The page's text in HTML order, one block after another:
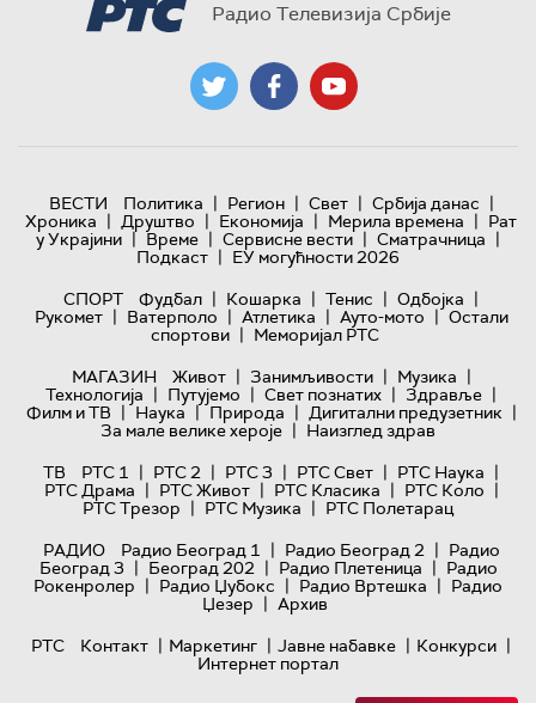
Радио Телевизија Србије
ВЕСТИ Политика | Регион | Свет | Србија данас |
Хроника | Друштво | Економија | Мерила времена | Рат
у Украјини | Време | Сервисне вести | Сматрачница |
Подкаст | ЕУ могућности 2026
СПОРТ
Фудбал | Кошарка | Тенис | Одбојка |
Рукомет | Ватерполо | Атлетика | Ауто-мото | Остали
спортови | Меморијал РТС
МАГАЗИН
Живот | Занимљивости | Музика |
Технологијa | Путујемо | Свет познатих | Здравље |
Филм и ТВ | Наука | Природа | Дигитални предузетник |
За мале велике хероје | Наизглед здрав
ТВ
РТС 1 | РТС 2 | РТС 3 | РТС Свет | РТС Наука |
РТС Драма | РТС Живот | РТС Класика | РТС Коло |
РТС Трезор | РТС Музика | РТС Полетарац
РАДИО
Радио Београд 1 | Радио Београд 2 | Радио
Београд 3 | Београд 202 | Радио Плетеница | Радио
Рокенролер | Радио Џубокс | Радио Вртешка | Радио
Џезер | Архив
РТС
Контакт | Маркетинг | Јавне набавке | Конкурси |
Интернет портал